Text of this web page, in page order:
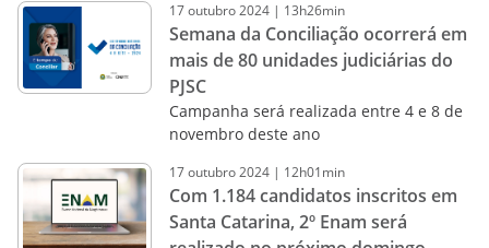
17outubro2024 | 13h26min
Semana da Conciliação ocorrerá em
mais de 80 unidades judiciárias do
PJSC
Campanha será realizada entre 4 e 8 de
novembro deste ano
17outubro2024 | 12h01min
Com 1.184 candidatos inscritos em
Santa Catarina, 2º Enam será